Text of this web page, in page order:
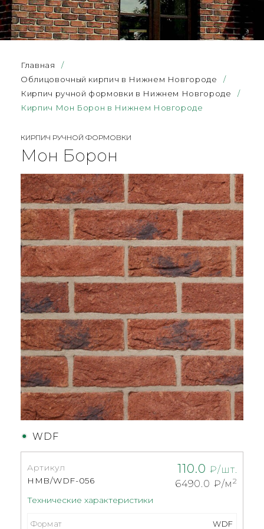
Главная
/
Облицовочный кирпич в Нижнем Новгороде
/
Кирпич ручной формовки в Нижнем Новгороде
/
Кирпич Мон Борон в Нижнем Новгороде
КИРПИЧ РУЧНОЙ ФОРМОВКИ
Мон Борон
110.0 ₽/шт.
6490.0 ₽/м2
WDF
Технические характеристики
Артикул
HMB/WDF-056
Формат WDF